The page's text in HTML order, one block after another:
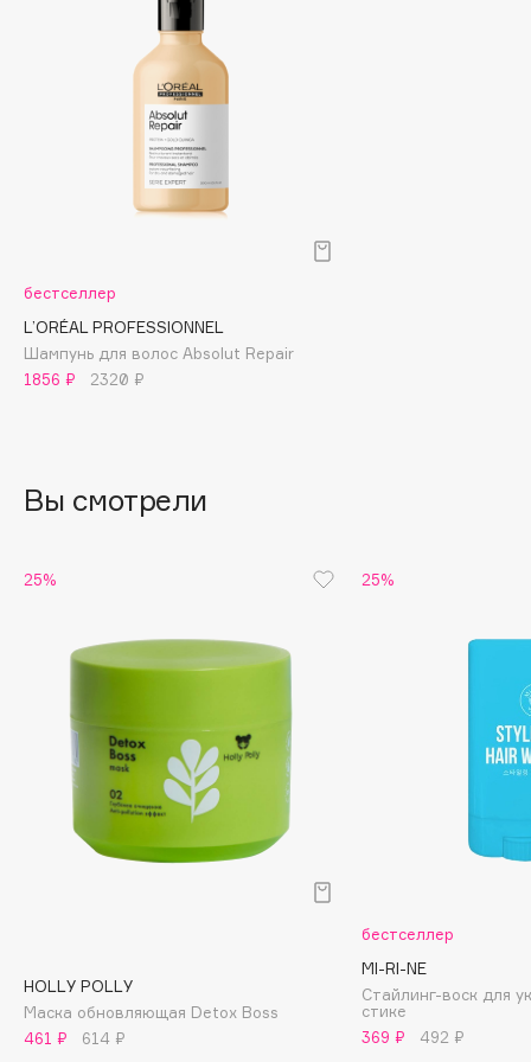
Boadicea The Victorious
Brunello Cucinelli
Bvlgari
by TERRY
Cadence
Carbon Theory
Celimax
Chupa Chups
Clinique
Clive Christian
Club De Nuit
бестселлер
L’ORÉAL PROFESSIONNEL
Шампунь для волос Absolut Repair
1856 ₽
2320 ₽
Вы смотрели
25%
HOLLY POLLY
Маска обновляющая Detox Boss
461 ₽
614 ₽
25%
бестселлер
MI-RI-NE
Стайлинг-воск для
стике
369 ₽
492 ₽